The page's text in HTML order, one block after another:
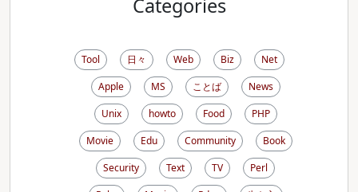
Categories
Tool 日々 Web Biz
Net
Apple
MS ことば
News
Unix
howto Food
PHP
Movie
Edu Community
Book
Security
Text TV
Perl